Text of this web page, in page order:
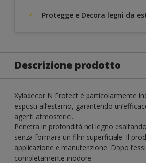
Protegge e Decora legni da
Descrizione prodotto
Xyladecor N Protect è particolarmente
esposti all’esterno, garantendo
agenti atmosferici.
Penetra in profondità nel legno
senza formare un film superficiale. Il
applicazione e manutenzione. Dopo
completamente inodore.